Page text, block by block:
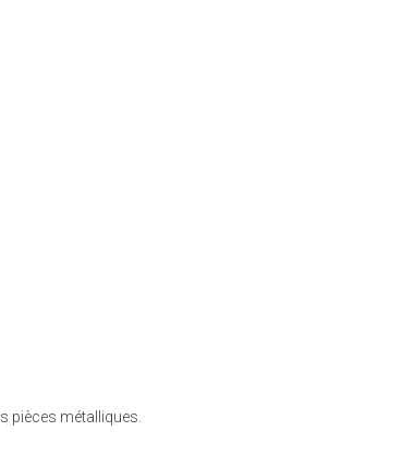
pièces métalliques.